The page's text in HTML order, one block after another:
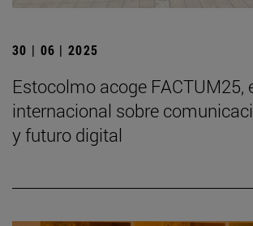
30 | 06 | 2025
Estocolmo acoge FACTUM25,
internacional sobre
y futuro digital